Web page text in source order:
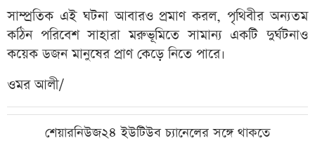
সাম্প্রতিক এই ঘটনা আবারও প্রমাণ করল, পৃথিবীর অন্যতম
কঠিন পরিবেশ সাহারা মরুভূমিতে সামান্য একটি দুর্ঘটনাও
কয়েক ডজন মানুষের প্রাণ কেড়ে নিতে পারে।
ওমর আলী/
শেয়ারনিউজ২৪ ইউটিউব চ্যানেলের সঙ্গে থাকতে